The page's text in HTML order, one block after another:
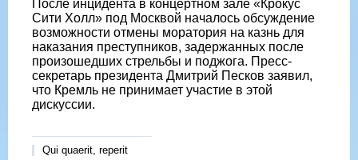
После инцидента в концертном зале «Крокус
Сити Холл» под Москвой началось обсуждение
возможности отмены моратория на казнь для
наказания преступников, задержанных после
произошедших стрельбы и поджога. Пресс-
секретарь президента Дмитрий Песков заявил,
что Кремль не принимает участие в этой
дискуссии.
Qui quaerit, reperit